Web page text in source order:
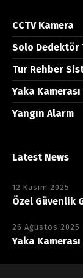
CCTV Kamera
Solo Dedektör
Tur Rehber
Yaka Kamerası
Yangın Alarm
Latest News
12 Kasım 2025
Özel Güvenlik
26 Ağustos 2025
Yaka